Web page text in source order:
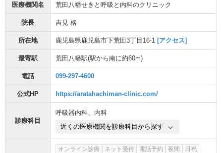
医療機関名 荒田八幡せきと呼吸と内科のクリニック
院長 吉見 格
所在地 鹿児島県鹿児島市下荒田3丁目16-1 [アクセス]
最寄駅 荒田八幡駅(駅から南に約60m)
電話 099-297-4600
公式HP https://aratahachiman-clinic.com/
診療科目
呼吸器内科、 内科
近くの医療機関を診療科目から探す
オンライン診療 ネット受付 電話予約 夜間
日祝